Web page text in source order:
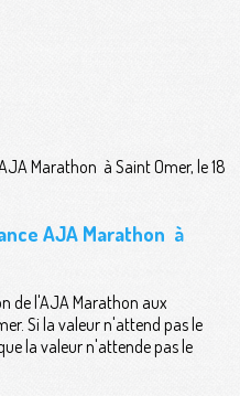
AJA Marathon à
de l'AJA Marathon aux
Si la valeur n'attend pas le
la valeur n'attende pas le